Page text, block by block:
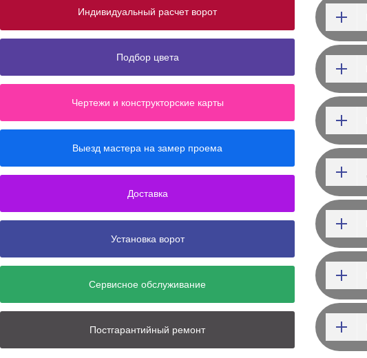
Индивидуальный расчет ворот
Подбор цвета
Чертежи и конструкторские карты
Выезд мастера на замер проема
Доставка
Установка ворот
Сервисное обслуживание
Постгарантийный ремонт